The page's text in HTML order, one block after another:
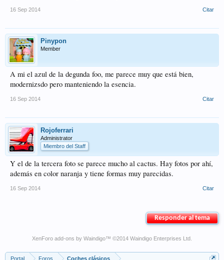
16 Sep 2014 Citar
Pinypon
Member
A mi el azul de la degunda foo, me parece muy que está bien,
modernizsdo pero manteniendo la esencia.
16 Sep 2014 Citar
Rojoferrari
Administrator
Miembro del Staff
Y el de la tercera foto se parece mucho al cactus. Hay fotos por ahí,
además en color naranja y tiene formas muy parecidas.
16 Sep 2014 Citar
Responder al tema
XenForo add-ons by Waindigo™ ©2014 Waindigo Enterprises Ltd
Portal Foros Coches clásicos